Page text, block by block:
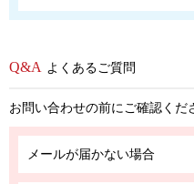
よくあるご質問
お問い合わせの前にご確認くだ
メールが届かない場合